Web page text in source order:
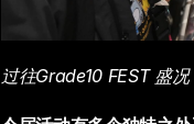
过往Grade10 FEST 盛况